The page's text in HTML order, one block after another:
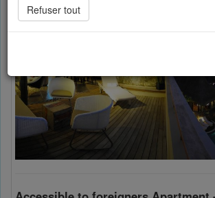
Les cookies de préférences permettent de
Cookies de statistiques
Les cookies de statistiques nous
en permanance le site pour répondre au
attentes et de mesurer l'audience. Les
navigation sont anonymes.
Cookies sociaux